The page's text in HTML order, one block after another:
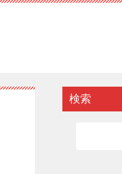
検索